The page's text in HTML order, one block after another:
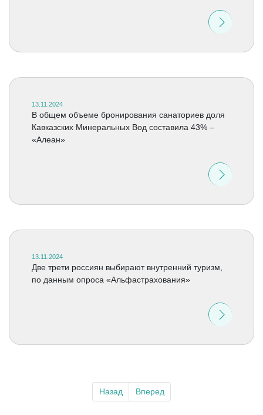
13.11.2024
В общем объеме бронирования санаториев доля
Кавказских Минеральных Вод составила 43% –
«Алеан»
13.11.2024
Две трети россиян выбирают внутренний туризм,
по данным опроса «Альфастрахования»
Назад Вперед